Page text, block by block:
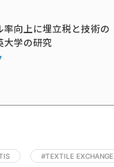
率向上に埋立税と技術の
大学の研究
#TEXTILE EXCHANGE